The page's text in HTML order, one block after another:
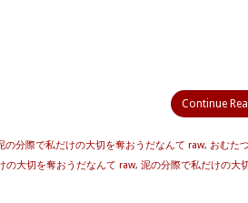
Continue
の分際で私だけの大切を奪おうだなんて raw, おむたつ
の大切を奪おうだなんて raw, 泥の分際で私だけの大